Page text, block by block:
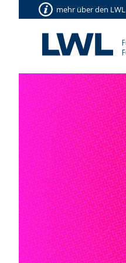
mehr über den LWL